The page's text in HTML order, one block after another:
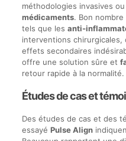
méthodologies invasives
médicaments. Bon
tels que les anti-
interventions
effets secondaires
offre une solution sûre et
retour rapide à la normalité.
Études de cas et
Des études de cas et des
essayé Pulse Align